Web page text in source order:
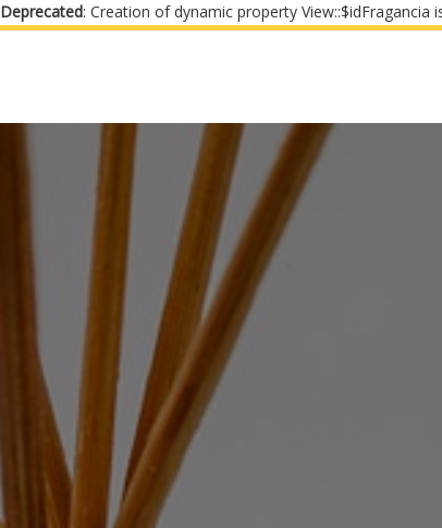
Deprecated: Creation of dynamic property View::$idFragancia